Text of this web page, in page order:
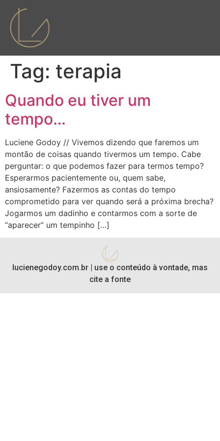
Tag: terapia
Quando eu tiver um
tempo…
Luciene Godoy // Vivemos dizendo que faremos um
montão de coisas quando tivermos um tempo. Cabe
perguntar: o que podemos fazer para termos tempo?
Esperarmos pacientemente ou, quem sabe,
ansiosamente? Fazermos as contas do tempo
comprometido para ver quando será a próxima brecha?
Jogarmos um dadinho e contarmos com a sorte de
“aparecer” um tempinho […]
lucienegodoy.com.br | use o conteúdo à vontade, mas
cite a fonte​